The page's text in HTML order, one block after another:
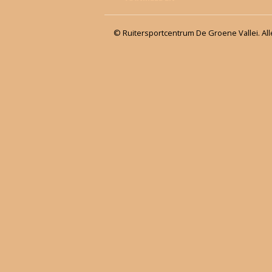
© Ruitersportcentrum De Groene Vallei.